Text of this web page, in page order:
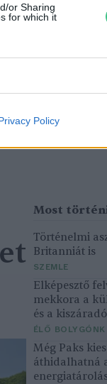
or Sharing
for which it
Policy
nélkül? –
új filmjéről |
Történelmi
Britanniát is
SZEMLE
Elképesztő
mekkora a
és a
ÉLŐ BOLYGÓNK
Még Paks
áthidalhatná